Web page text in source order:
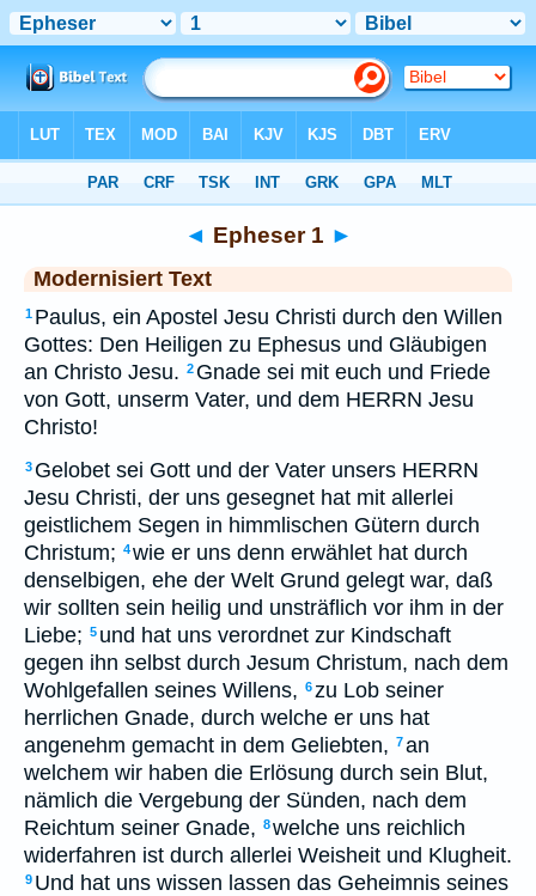
◄ Epheser 1 ►
Modernisiert Text
1 Paulus, ein Apostel Jesu Christi durch den Willen
Gottes: Den Heiligen zu Ephesus und Gläubigen
an Christo Jesu. 2 Gnade sei mit euch und Friede
von Gott, unserm Vater, und dem HERRN Jesu
Christo!
3 Gelobet sei Gott und der Vater unsers HERRN
Jesu Christi, der uns gesegnet hat mit allerlei
geistlichem Segen in himmlischen Gütern durch
Christum; 4wie er uns denn erwählet hat durch
denselbigen, ehe der Welt Grund gelegt war, daß
wir sollten sein heilig und unsträflich vor ihm in der
Liebe; 5 und hat uns verordnet zur Kindschaft
gegen ihn selbst durch Jesum Christum, nach dem
Wohlgefallen seines Willens, 6zu Lob seiner
herrlichen Gnade, durch welche er uns hat
angenehm gemacht in dem Geliebten, 7an
welchem wir haben die Erlösung durch sein Blut,
nämlich die Vergebung der Sünden, nach dem
Reichtum seiner Gnade, 8welche uns reichlich
widerfahren ist durch allerlei Weisheit und Klugheit.
9 Und hat uns wissen lassen das Geheimnis seines